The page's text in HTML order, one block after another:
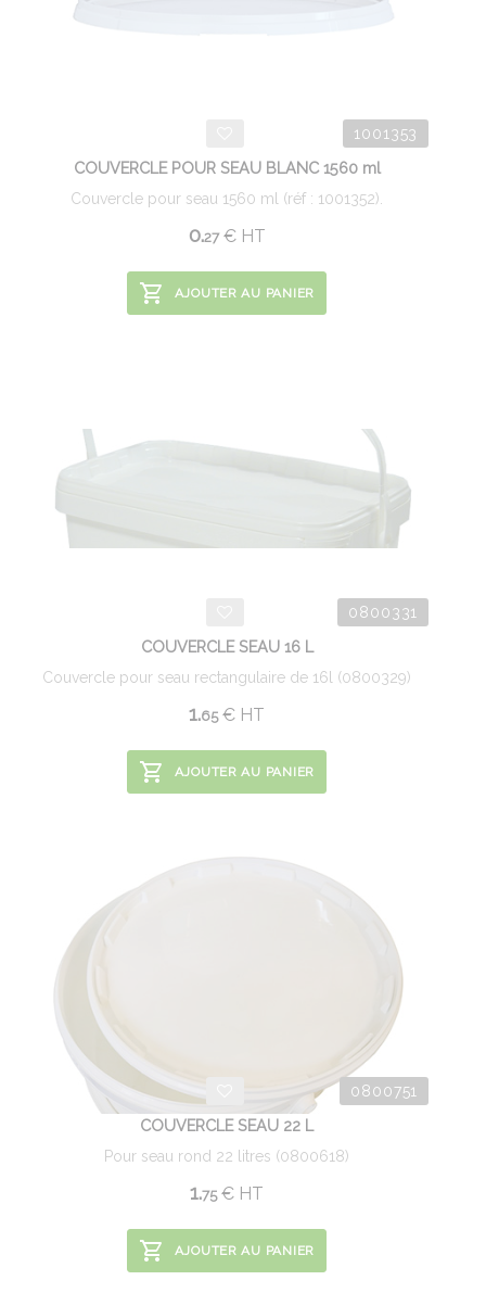
1001353
COUVERCLE POUR SEAU BLANC 1560 ml
Couvercle pour seau 1560 ml (réf : 1001352).
0.27 €HT
AJOUTER AU PANIER
0800331
COUVERCLE SEAU 16 L
Couvercle pour seau rectangulaire de 16l (0800329)
1.65 € HT
AJOUTER AU PANIER
0800751
COUVERCLE SEAU 22 L
Pour seau rond 22 litres (0800618)
1.75 € HT
AJOUTER AU PANIER